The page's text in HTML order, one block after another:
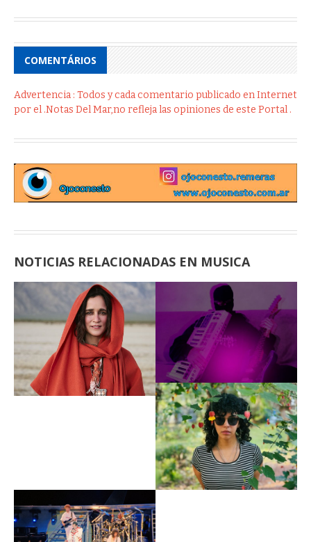
COMENTÁRIOS
Advertencia : Todos y cada comentario publicado en Internet
por el .Notas Del Mar,no refleja las opiniones de este Portal .
NOTICIAS RELACIONADAS EN MUSICA